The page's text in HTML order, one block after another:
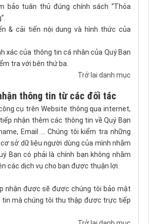
bảo tuân thủ đúng chính sách “Thỏa
& cải tiến nội dung và hình thức của
xác của thông tin cá nhân của Quý Bạn
tra với bên thứ ba.
Trở lại danh mục
thông tin từ các đối tác
cụ trên Website thông qua internet,
nhận thêm các thông tin về Quý Bạn
Email ... Chúng tôi kiểm tra những
sở dữ liệu người dùng của mình nhằm
Bạn có phải là chính bạn không nhằm
các dịch vụ cho bạn được thuận lợi.
nhận được sẽ được chúng tôi bảo mật
tin mà chúng tôi thu thập được trực tiếp